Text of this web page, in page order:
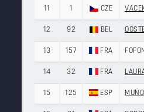
11 1 CZE
12 92 BEL
13 157 FRA
14 32 FRA
15 125 ESP